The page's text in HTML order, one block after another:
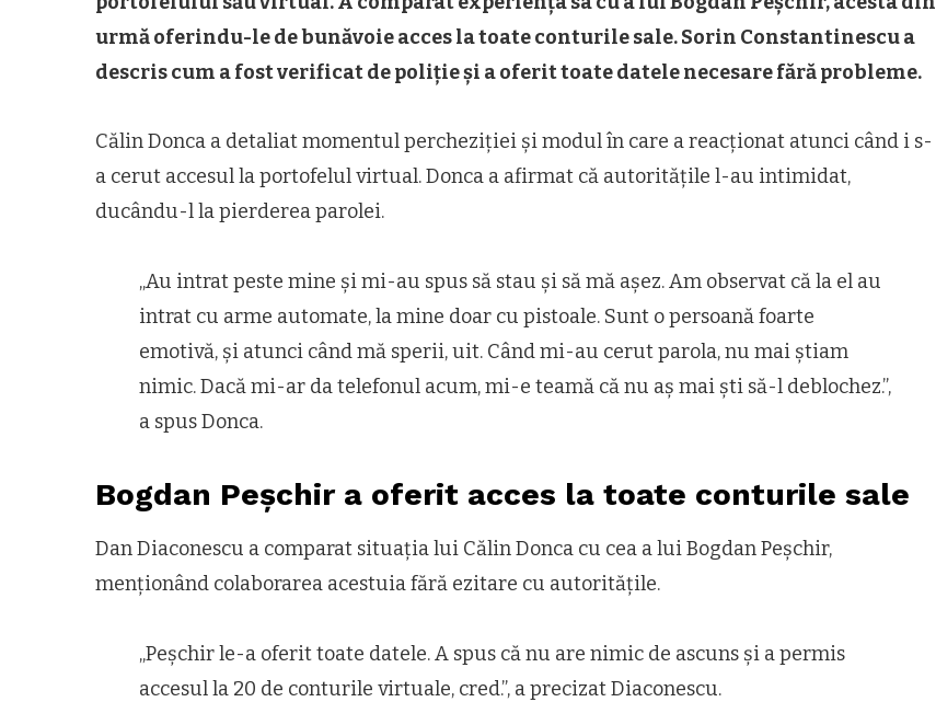
urmă oferindu-le de bunăvoie acces la toate conturile sale. Sorin Constantinescu a
descris cum a fost verificat de poliție și a oferit toate datele necesare fără probleme.
Călin Donca a detaliat momentul percheziției și modul în care a reacționat atunci când i s-
a cerut accesul la portofelul virtual. Donca a afirmat că autoritățile l-au intimidat,
ducându-l la pierderea parolei.
„Au intrat peste mine și mi-au spus să stau și să mă așez. Am observat că la el au
intrat cu arme automate, la mine doar cu pistoale. Sunt o persoană foarte
emotivă, și atunci când mă sperii, uit. Când mi-au cerut parola, nu mai știam
nimic. Dacă mi-ar da telefonul acum, mi-e teamă că nu aș mai ști să-l deblochez.”,
a spus Donca.
Bogdan Peșchir a oferit acces la toate conturile sale
Dan Diaconescu a comparat situația lui Călin Donca cu cea a lui Bogdan Peșchir,
menționând colaborarea acestuia fără ezitare cu autoritățile.
„Peșchir le-a oferit toate datele. A spus că nu are nimic de ascuns și a permis
accesul la 20 de conturile virtuale, cred.”, a precizat Diaconescu.